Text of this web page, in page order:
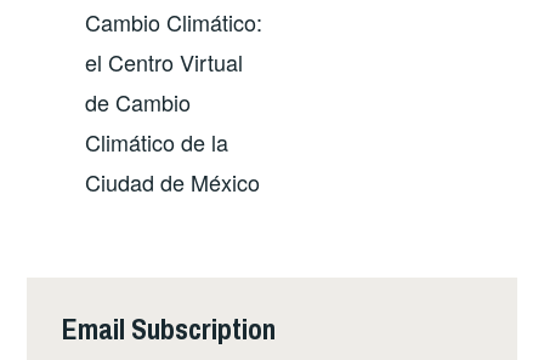
Cambio Climático:
el Centro Virtual
de Cambio
Climático de la
Ciudad de México
Email Subscription